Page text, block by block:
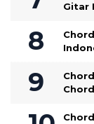
Gitar